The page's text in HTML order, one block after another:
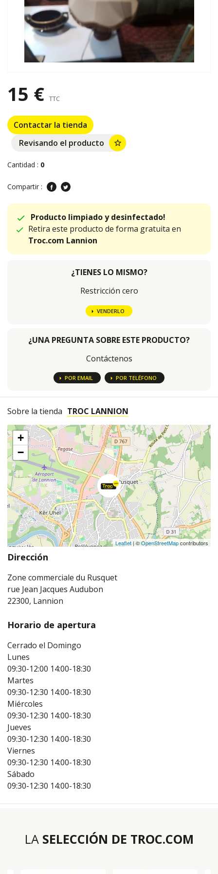
15 € TTC
Contactar la tienda
Revisando el producto
star_border
Cantidad : 0
Compartir :
Producto limpiado y desinfectado!
Retira este producto de forma gratuita en
Troc.com Lannion
¿TIENES LO MISMO?
Restricción cero
VENDERLO
¿UNA PREGUNTA SOBRE ESTE PRODUCTO?
Contáctenos
POR EMAIL POR TELÉFONO
Sobre la tienda TROC LANNION
+
−
Leaflet| ©OpenStreetMapcontributors
Dirección
Zone commerciale du Rusquet
rue Jean Jacques Audubon
22300, Lannion
Horario de apertura
Cerrado el Domingo
Lunes
09:30-12:00 14:00-18:30
Martes
09:30-12:30 14:00-18:30
Miércoles
09:30-12:30 14:00-18:30
Jueves
09:30-12:30 14:00-18:30
Viernes
09:30-12:30 14:00-18:30
Sábado
09:30-12:30 14:00-18:30
LA SELECCIÓN DE TROC.COM